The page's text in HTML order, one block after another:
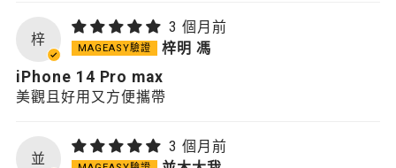
梓
3 個月前
梓明 馮
iPhone 14 Pro max
美觀且好用又方便攜帶
並
3 個月前